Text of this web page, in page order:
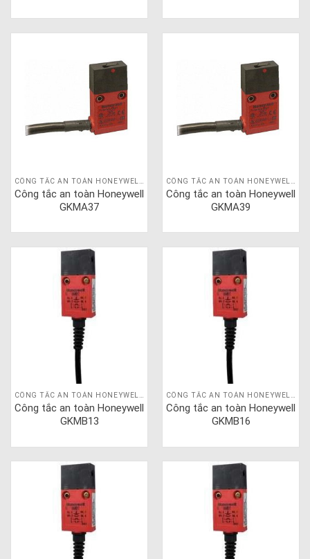
Công tắc an toàn Honeywell
GKMA37
Công tắc an toàn Honeywell
GKMA39
Công tắc an toàn Honeywell
GKMB13
Công tắc an toàn Honeywell
GKMB16